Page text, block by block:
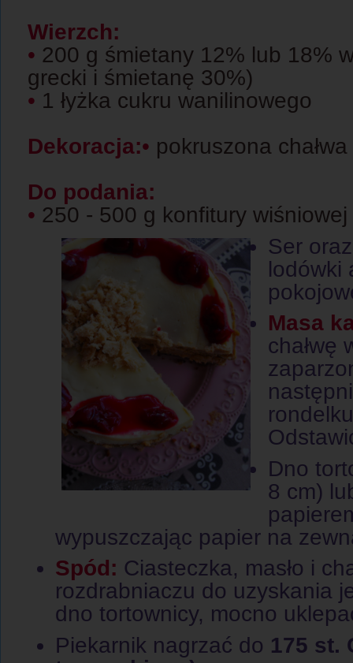
Wierzch:
• 200 g śmietany 12% lub 18%
grecki i śmietanę 30%)
• 1 łyżka cukru wanilinowego
Dekoracja:• pokruszona chałwa
Do podania:
• 250 - 500 g konfitury wiśniowej
Ser
lodówki
Masa
chałwę
Dno
8 cm)
wypuszczając papier na
Spód: Ciasteczka, masło i
rozdrabniaczu do uzyskania
dno tortownicy, mocno
Piekarnik nagrzać do 175 st.